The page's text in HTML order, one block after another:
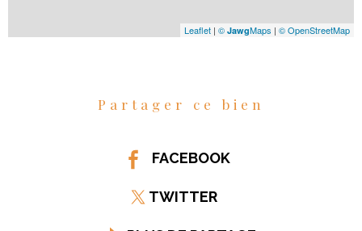
Leaflet | © JawgMaps | © OpenStreetMap
Partager ce bien
FACEBOOK
TWITTER